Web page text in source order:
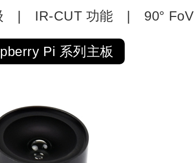
| IR-CUT 功能 | 90° FoV
Pi 系列主板